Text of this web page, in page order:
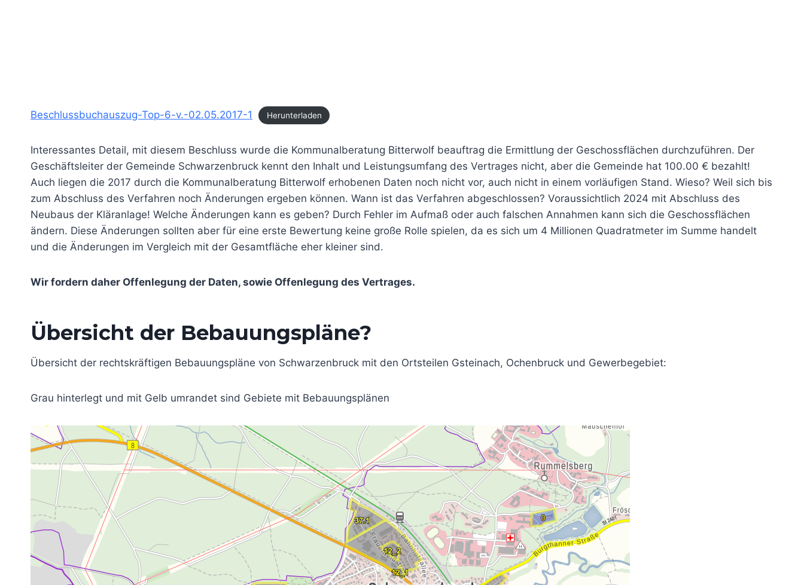
Beschlussbuchauszug-Top-6-v.-02.05.2017-1 Herunterladen
Interessantes Detail, mit diesem Beschluss wurde die Kommunalberatung Bitterwolf beauftrag die Ermittlung der Geschossflächen durchzuführen. Der
Geschäftsleiter der Gemeinde Schwarzenbruck kennt den Inhalt und Leistungsumfang des Vertrages nicht, aber die Gemeinde hat 100.00 € bezahlt!
Auch liegen die 2017 durch die Kommunalberatung Bitterwolf erhobenen Daten noch nicht vor, auch nicht in einem vorläufigen Stand. Wieso? Weil sich bis
zum Abschluss des Verfahren noch Änderungen ergeben können. Wann ist das Verfahren abgeschlossen? Voraussichtlich 2024 mit Abschluss des
Neubaus der Kläranlage! Welche Änderungen kann es geben? Durch Fehler im Aufmaß oder auch falschen Annahmen kann sich die Geschossflächen
ändern. Diese Änderungen sollten aber für eine erste Bewertung keine große Rolle spielen, da es sich um 4 Millionen Quadratmeter im Summe handelt
und die Änderungen im Vergleich mit der Gesamtfläche eher kleiner sind.
Wir fordern daher Offenlegung der Daten, sowie Offenlegung des Vertrages.
Übersicht der Bebauungspläne?
Übersicht der rechtskräftigen Bebauungspläne von Schwarzenbruck mit den Ortsteilen Gsteinach, Ochenbruck und Gewerbegebiet:
Grau hinterlegt und mit Gelb umrandet sind Gebiete mit Bebauungsplänen